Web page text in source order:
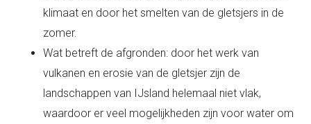
klimaat en door het smelten van de gletsjers in de
zomer.
Wat betreft de afgronden: door het werk van
vulkanen en erosie van de gletsjer zijn de
landschappen van IJsland helemaal niet vlak,
waardoor er veel mogelijkheden zijn voor water om